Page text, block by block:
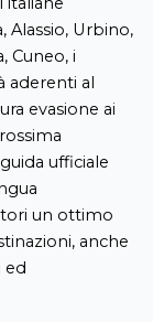
Alassio, Urbino,
Cuneo, i
aderenti al
evasione ai
ufficiale
un ottimo
anche
ed